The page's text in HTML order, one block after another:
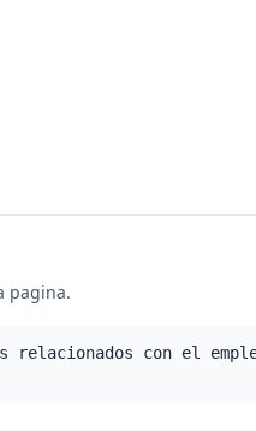
pagina.
relacionados con el